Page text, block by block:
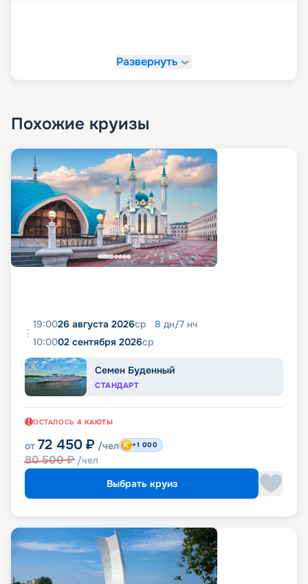
Развернуть
Похожие круизы
19:0026 августа 2026ср 8 дн/7 нч
10:0002 сентября 2026ср
Семен Буденный
СТАНДАРТ
ОСТАЛОСЬ 4 КАЮТЫ
от 72 450 ₽ /чел
80 500₽ /чел
+1 000
Выбрать круиз